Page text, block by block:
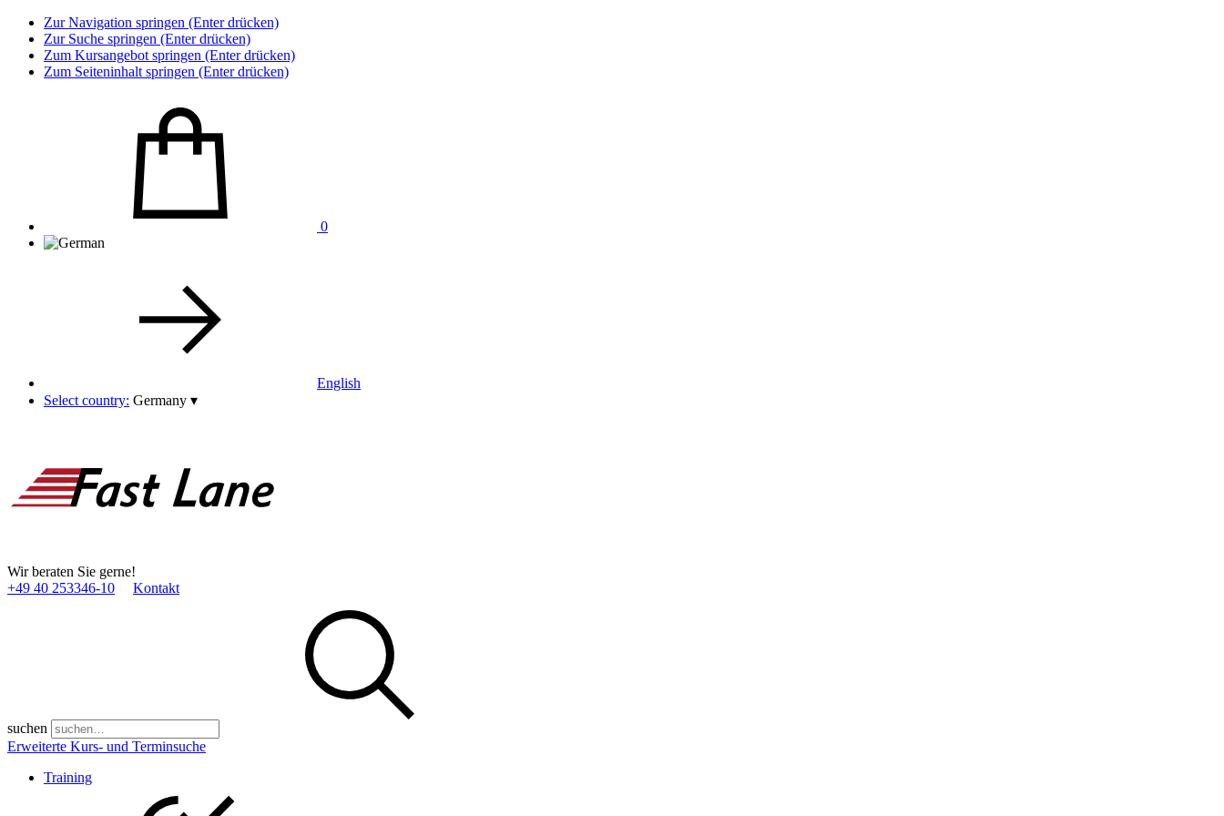
Zur Navigation springen (Enter drücken)
Zur Suche springen (Enter drücken)
Zum Kursangebot springen (Enter drücken)
Zum Seiteninhalt springen (Enter drücken)
0
English
Select country: Germany ▾
Wir beraten Sie gerne!
+49 40 253346­-10
Kontakt
suchen
Erweiterte Kurs- und Terminsuche
Training